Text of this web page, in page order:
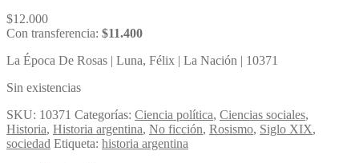
$12.000
Con transferencia: $11.400
La Época De Rosas | Luna, Félix | La Nación | 10371
Sin existencias
SKU: 10371 Categorías: Ciencia política, Ciencias sociales,
Historia, Historia argentina, No ficción, Rosismo, Siglo XIX,
sociedad Etiqueta: historia argentina